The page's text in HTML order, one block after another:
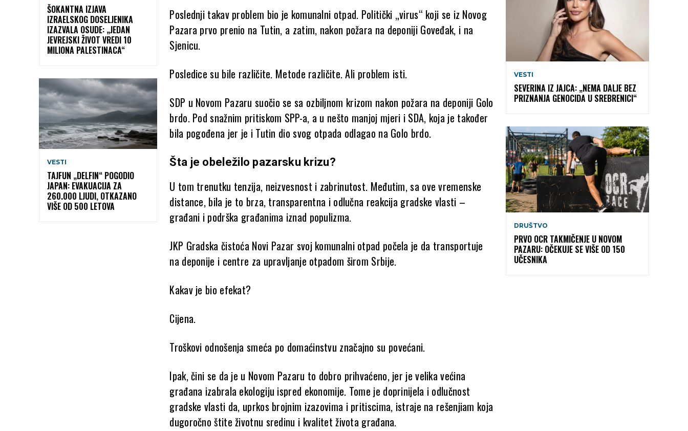
ŠOKANTNA IZJAVA
IZRAELSKOG DOSELJENIKA
IZAZVALA OSUDE: „JEDAN
JEVREJSKI ŽIVOT VREDI 10
MILIONA PALESTINACA“
VESTI
TAJFUN „DELFIN“ POGODIO
JAPAN: EVAKUACIJA ZA
260.000 LJUDI, OTKAZANO
VIŠE OD 500 LETOVA
Poslednji takav problem bio je komunalni otpad. Politički „virus“ koji se iz Novog
Pazara prvo prenio na Tutin, a zatim, nakon požara na deponiji Goveđak, i na
Sjenicu.
Posledice su bile različite. Metode različite. Ali problem isti.
SDP u Novom Pazaru suočio se sa ozbiljnom krizom nakon požara na deponiji Golo
brdo. Pod snažnim pritiskom SPP-a, a u nešto manjoj mjeri i SDA, koja je također
bila pogođena jer je i Tutin dio svog otpada odlagao na Golo brdo.
Šta je obeležilo pazarsku krizu?
U tom trenutku tenzija, neizvesnost i zabrinutost. Međutim, sa ove vremenske
distance, bila je to brza, transparentna i odlučna reakcija gradske vlasti –
građani i podrška građanima iznad populizma.
JKP Gradska čistoća Novi Pazar svoj komunalni otpad počela je da transportuje
na deponije i centre za upravljanje otpadom širom Srbije.
Kakav je bio efekat?
Cijena.
Troškovi odnošenja smeća po domaćinstvu značajno su povećani.
Ipak, čini se da je u Novom Pazaru to dobro prihvaćeno, jer je velika većina
građana izabrala ekologiju ispred ekonomije. Tome je doprinijela i odlučnost
gradske vlasti da, uprkos brojnim izazovima i pritiscima, istraje na rešenjiam koja
dugoročno štite životnu sredinu i kvalitet života građana.
VESTI
SEVERINA IZ JAJCA: „NEMA DALJE BEZ
PRIZNANJA GENOCIDA U SREBRENICI“
DRUŠTVO
PRVO OCR TAKMIČENJE U NOVOM
PAZARU: OČEKUJE SE VIŠE OD 150
UČESNIKA